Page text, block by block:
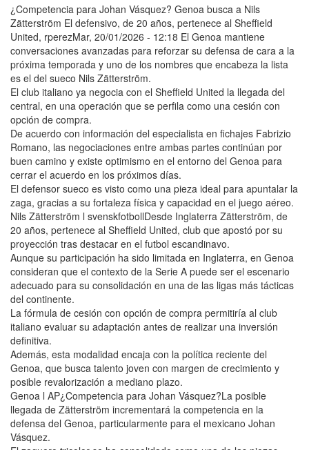
¿Competencia para Johan Vásquez? Genoa busca a Nils
Zätterström El defensivo, de 20 años, pertenece al Sheffield
United, rperezMar, 20/01/2026 - 12:18 El Genoa mantiene
conversaciones avanzadas para reforzar su defensa de cara a la
próxima temporada y uno de los nombres que encabeza la lista
es el del sueco Nils Zätterström.
El club italiano ya negocia con el Sheffield United la llegada del
central, en una operación que se perfila como una cesión con
opción de compra.
De acuerdo con información del especialista en fichajes Fabrizio
Romano, las negociaciones entre ambas partes continúan por
buen camino y existe optimismo en el entorno del Genoa para
cerrar el acuerdo en los próximos días.
El defensor sueco es visto como una pieza ideal para apuntalar la
zaga, gracias a su fortaleza física y capacidad en el juego aéreo.
Nils Zätterström l svenskfotbollDesde Inglaterra Zätterström, de
20 años, pertenece al Sheffield United, club que apostó por su
proyección tras destacar en el futbol escandinavo.
Aunque su participación ha sido limitada en Inglaterra, en Genoa
consideran que el contexto de la Serie A puede ser el escenario
adecuado para su consolidación en una de las ligas más tácticas
del continente.
La fórmula de cesión con opción de compra permitiría al club
italiano evaluar su adaptación antes de realizar una inversión
definitiva.
Además, esta modalidad encaja con la política reciente del
Genoa, que busca talento joven con margen de crecimiento y
posible revalorización a mediano plazo.
Genoa l AP¿Competencia para Johan Vásquez?La posible
llegada de Zätterström incrementará la competencia en la
defensa del Genoa, particularmente para el mexicano Johan
Vásquez.